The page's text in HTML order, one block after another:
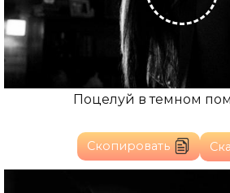
Поцелуй в темном
Скопировать